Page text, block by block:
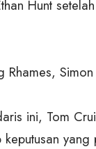
Hunt
ini, Tom